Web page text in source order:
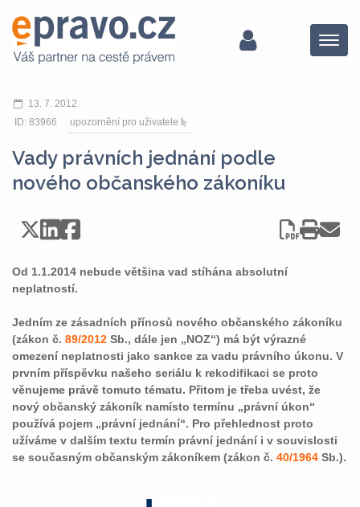
Menu
13. 7. 2012
ID: 83966
upozornění pro uživatele
Vady právních jednání podle
nového občanského zákoníku
Od 1.1.2014 nebude většina vad stíhána absolutní
neplatností.
Jedním ze zásadních přínosů nového občanského zákoníku
(zákon č. 89/2012 Sb., dále jen „NOZ“) má být výrazné
omezení neplatnosti jako sankce za vadu právního úkonu. V
prvním příspěvku našeho seriálu k rekodifikaci se proto
věnujeme právě tomuto tématu. Přitom je třeba uvést, že
nový občanský zákoník namísto termínu „právní úkon“
používá pojem „právní jednání“. Pro přehlednost proto
užíváme v dalším textu termín právní jednání i v souvislosti
se současným občanským zákoníkem (zákon č. 40/1964 Sb.).